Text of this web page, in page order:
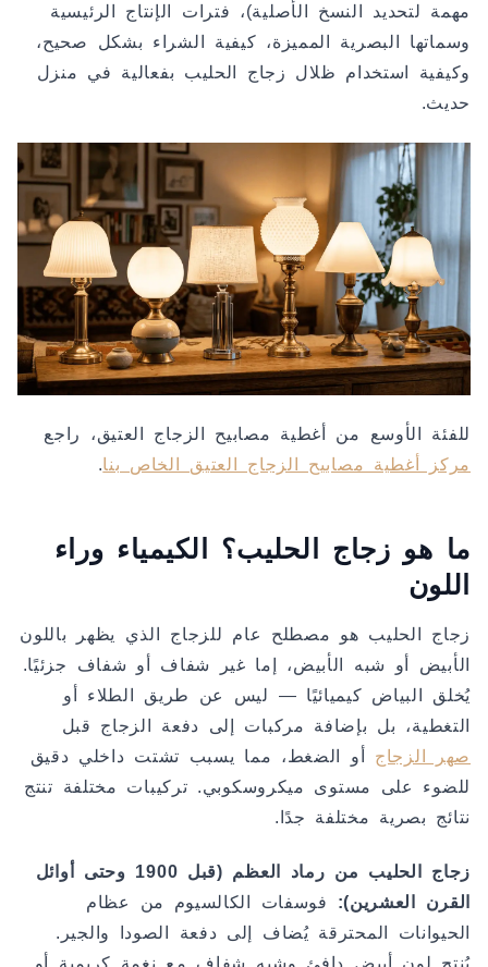
مهمة لتحديد النسخ الأصلية)، فترات الإنتاج الرئيسية
وسماتها البصرية المميزة، كيفية الشراء بشكل صحيح،
وكيفية استخدام ظلال زجاج الحليب بفعالية في منزل
حديث.
للفئة الأوسع من أغطية مصابيح الزجاج العتيق، راجع
مركز أغطية مصابيح الزجاج العتيق الخاص بنا.
ما هو زجاج الحليب؟ الكيمياء وراء
اللون
زجاج الحليب هو مصطلح عام للزجاج الذي يظهر باللون
الأبيض أو شبه الأبيض، إما غير شفاف أو شفاف جزئيًا.
يُخلق البياض كيميائيًا — ليس عن طريق الطلاء أو
التغطية، بل بإضافة مركبات إلى دفعة الزجاج قبل
صهر الزجاج أو الضغط، مما يسبب تشتت داخلي دقيق
للضوء على مستوى ميكروسكوبي. تركيبات مختلفة تنتج
نتائج بصرية مختلفة جدًا.
زجاج الحليب من رماد العظم (قبل 1900 وحتى أوائل
القرن العشرين): فوسفات الكالسيوم من عظام
الحيوانات المحترقة يُضاف إلى دفعة الصودا والجير.
يُنتج لون أبيض دافئ وشبه شفاف مع نغمة كريمية أو